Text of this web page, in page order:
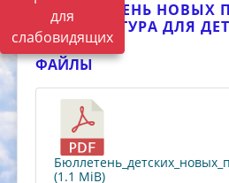
для
слабовидящих
БЮЛЛЕТЕНЬ НОВЫХ
(ЛИТЕРАТУРА ДЛЯ
ФАЙЛЫ
(1.1 MiB)